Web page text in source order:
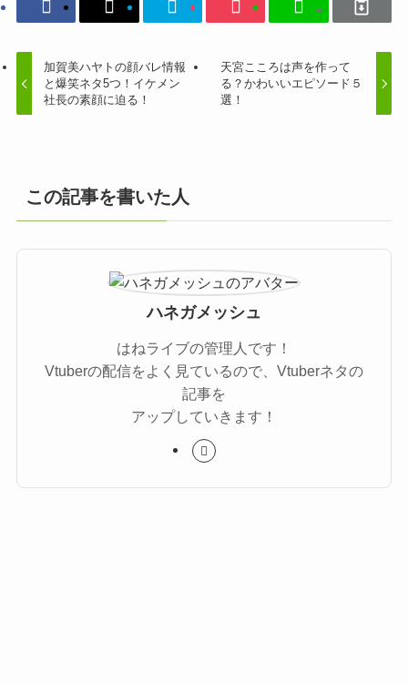
加賀美ハヤトの顔バレ情報
と爆笑ネタ5つ！イケメン
社長の素顔に迫る！
天宮こころは声を作って
る？かわいいエピソード５
選！
この記事を書いた人
ハネガメッシュ
はねライブの管理人です！
Vtuberの配信をよく見ているので、Vtuberネタの
記事を
アップしていきます！